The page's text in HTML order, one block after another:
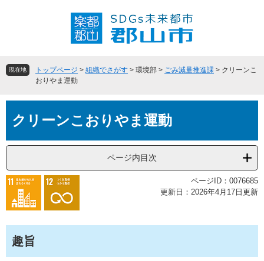
頭
飛
へ
現在地 トップページ > 組織でさがす > 環境部 > ごみ減量推進課 > クリーンこ
おりやま運動
文クリーンこおりやま運動
ページ内目次
ページID：0076685
更新日：2026年4月17日更新
趣旨